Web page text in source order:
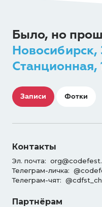
Было, но
Новосибирск,
Станционная,
Записи Фотки
Контакты
Эл. почта:
Телеграм-личка:
Телеграм-чят:
Партнёрам